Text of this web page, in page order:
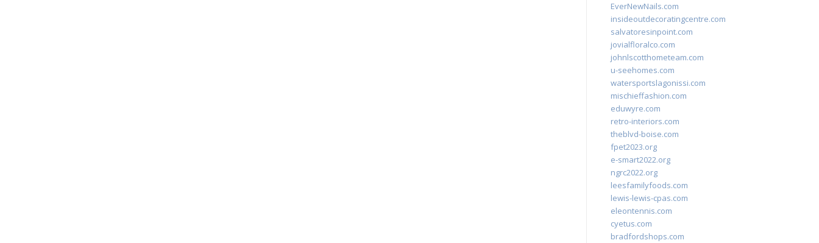
EverNewNails.com
insideoutdecoratingcentre.com
salvatoresinpoint.com
jovialfloralco.com
johnlscotthometeam.com
u-seehomes.com
watersportslagonissi.com
mischieffashion.com
eduwyre.com
retro-interiors.com
theblvd-boise.com
fpet2023.org
e-smart2022.org
ngrc2022.org
leesfamilyfoods.com
lewis-lewis-cpas.com
eleontennis.com
cyetus.com
bradfordshops.com